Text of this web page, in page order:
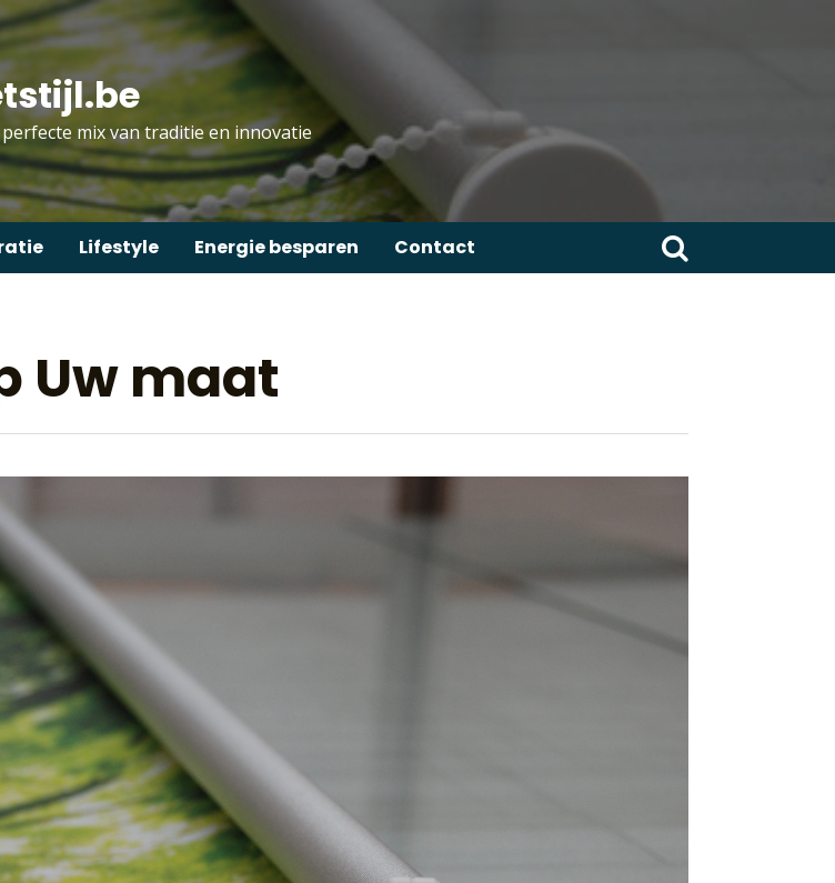
mix van traditie en innovatie
Lifestyle Energie besparen Contact
Zoeken
naar:
Uw maat